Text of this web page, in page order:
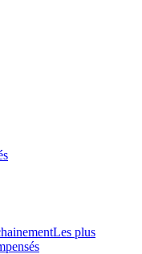
Les plus